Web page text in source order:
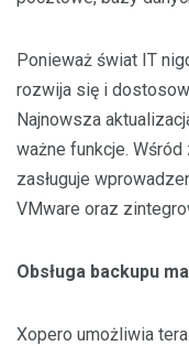
Ponieważ świat IT
rozwija się i
Najnowsza
ważne funkcje.
zasługuje
VMware oraz
Obsługa backupu
Xopero umożliwia